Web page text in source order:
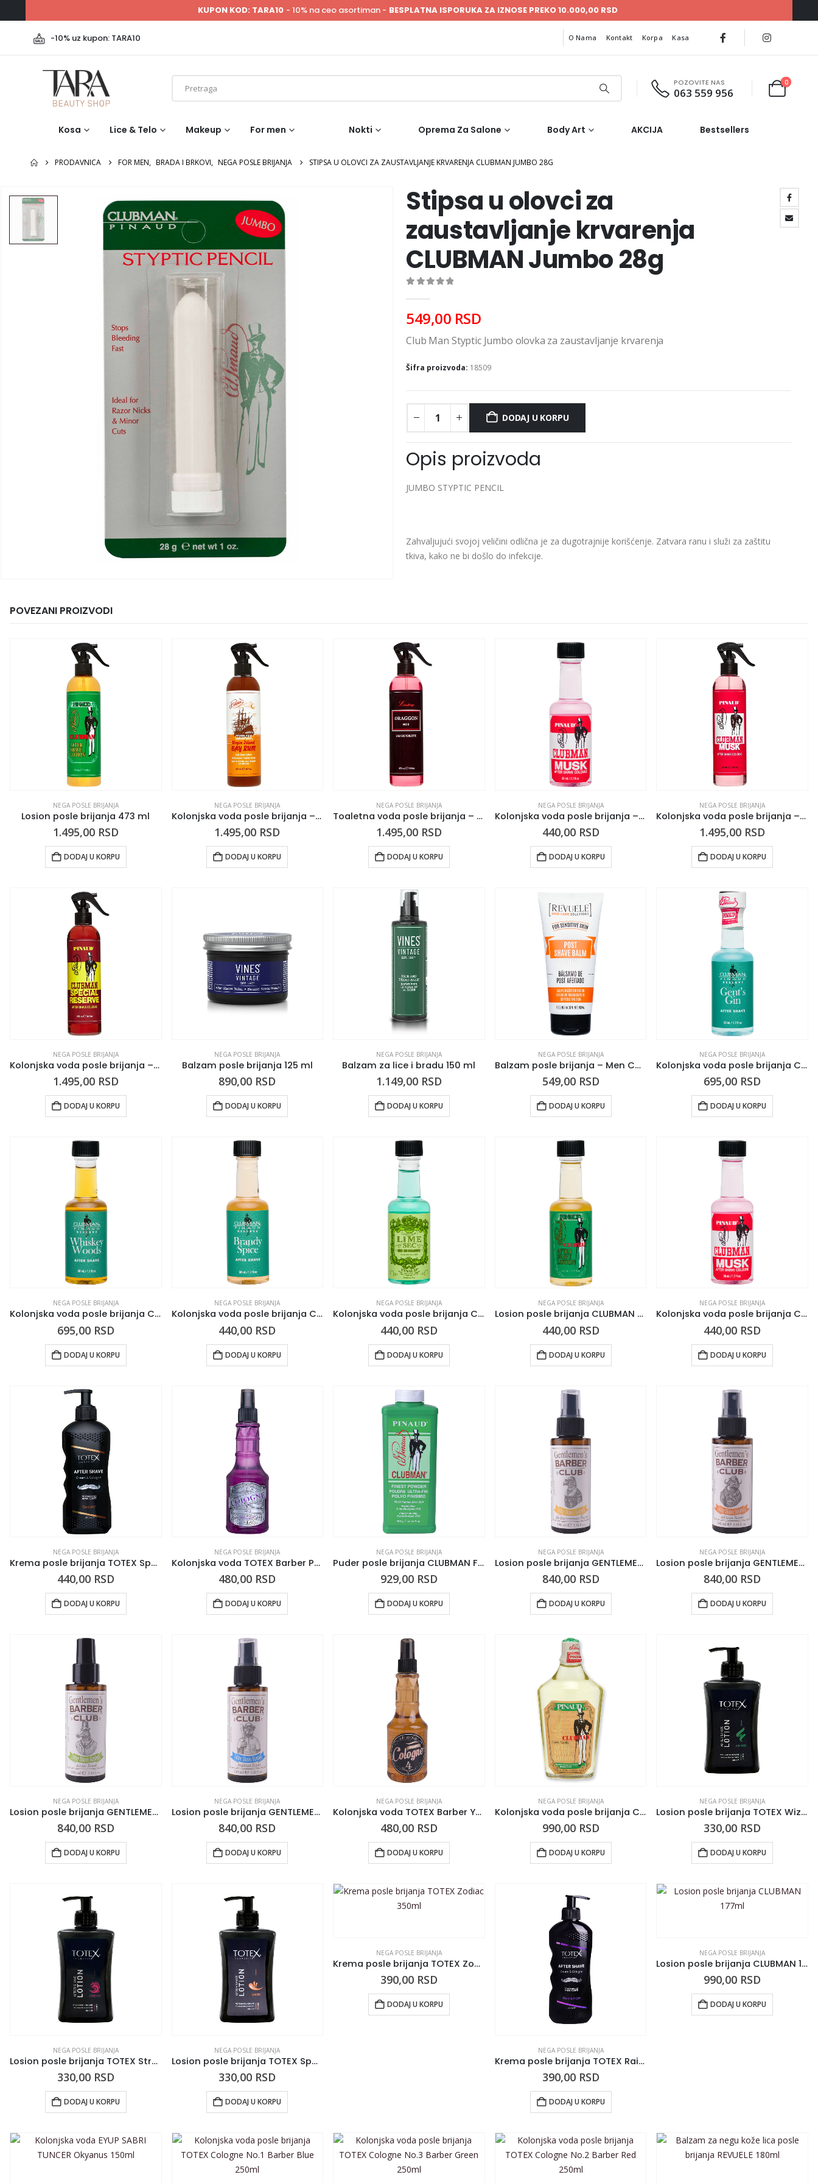
KUPON KOD: TARA10 - 10% na ceo asortiman - BESPLATNA ISPORUKA ZA IZNOSE PREKO 10.000,00 RSD
-10% uz kupon: TARA10 O Nama Kontakt Korpa Kasa
POZOVITE NAS
063 559 956
0
Kosa Lice & Telo Makeup For men Nokti Oprema Za Salone Body Art AKCIJA Bestsellers
PRODAVNICA FOR MEN, BRADA I BRKOVI, NEGA POSLE BRIJANJA STIPSA U OLOVCI ZA ZAUSTAVLJANJE KRVARENJA CLUBMAN JUMBO 28G
Stipsa u olovci za
zaustavljanje krvarenja
CLUBMAN Jumbo 28g
549,00 RSD
Club Man Styptic Jumbo olovka za zaustavljanje krvarenja
Šifra proizvoda: 18509
DODAJ U KORPU
Opis proizvoda
JUMBO STYPTIC PENCIL
Zahvaljujući svojoj veličini odlična je za dugotrajnije korišćenje. Zatvara ranu i služi za zaštitu
tkiva, kako ne bi došlo do infekcije.
POVEZANI PROIZVODI
NEGA POSLE BRIJANJA
Losion posle brijanja 473 ml
1.495,00 RSD
DODAJ U KORPU
NEGA POSLE BRIJANJA
Kolonjska voda posle brijanja – Bay Rum 473 ml
1.495,00 RSD
DODAJ U KORPU
NEGA POSLE BRIJANJA
Toaletna voda posle brijanja – Draggon Noir 473 ml
1.495,00 RSD
DODAJ U KORPU
NEGA POSLE BRIJANJA
Kolonjska voda posle brijanja – Musk 50 ml
440,00 RSD
DODAJ U KORPU
NEGA POSLE BRIJANJA
Kolonjska voda posle brijanja – Musk 473 ml
1.495,00 RSD
DODAJ U KORPU
NEGA POSLE BRIJANJA
Kolonjska voda posle brijanja – Special Reserve 473ml
1.495,00 RSD
DODAJ U KORPU
NEGA POSLE BRIJANJA
Balzam posle brijanja 125 ml
890,00 RSD
DODAJ U KORPU
NEGA POSLE BRIJANJA
Balzam za lice i bradu 150 ml
1.149,00 RSD
DODAJ U KORPU
NEGA POSLE BRIJANJA
Balzam posle brijanja – Men Care Solutions
549,00 RSD
DODAJ U KORPU
NEGA POSLE BRIJANJA
Kolonjska voda posle brijanja CLUBMAN Gent’s Gin
695,00 RSD
DODAJ U KORPU
NEGA POSLE BRIJANJA
Kolonjska voda posle brijanja CLUBMAN Whiskey Woods
695,00 RSD
DODAJ U KORPU
NEGA POSLE BRIJANJA
Kolonjska voda posle brijanja CLUBMAN Brandy Spice
440,00 RSD
DODAJ U KORPU
NEGA POSLE BRIJANJA
Kolonjska voda posle brijanja CLUBMAN Lime Sec
440,00 RSD
DODAJ U KORPU
NEGA POSLE BRIJANJA
Losion posle brijanja CLUBMAN Classic Scent
440,00 RSD
DODAJ U KORPU
NEGA POSLE BRIJANJA
Kolonjska voda posle brijanja CLUBMAN Musk
440,00 RSD
DODAJ U KORPU
NEGA POSLE BRIJANJA
Krema posle brijanja TOTEX Sport 350ml
440,00 RSD
DODAJ U KORPU
NEGA POSLE BRIJANJA
Kolonjska voda TOTEX Barber Purple No.5 250ml
480,00 RSD
DODAJ U KORPU
NEGA POSLE BRIJANJA
Puder posle brijanja CLUBMAN Finest Powder Beli 255g
929,00 RSD
DODAJ U KORPU
NEGA POSLE BRIJANJA
Losion posle brijanja GENTLEMEN’S Barber Club Mediterranean Scent 100ml
840,00 RSD
DODAJ U KORPU
NEGA POSLE BRIJANJA
Losion posle brijanja GENTLEMEN’S Barber Club African Scent 100ml
840,00 RSD
DODAJ U KORPU
NEGA POSLE BRIJANJA
Losion posle brijanja GENTLEMEN’S Barber Club Arctic Scent 100ml
840,00 RSD
DODAJ U KORPU
NEGA POSLE BRIJANJA
Losion posle brijanja GENTLEMEN’S Barber Club Arabian Scent 100ml
840,00 RSD
DODAJ U KORPU
NEGA POSLE BRIJANJA
Kolonjska voda TOTEX Barber Yellow 250ml
480,00 RSD
DODAJ U KORPU
NEGA POSLE BRIJANJA
Kolonjska voda posle brijanja CLUBMAN Vanila 177ml
990,00 RSD
DODAJ U KORPU
NEGA POSLE BRIJANJA
Losion posle brijanja TOTEX Wizard 350ml
330,00 RSD
DODAJ U KORPU
NEGA POSLE BRIJANJA
Losion posle brijanja TOTEX Stream 350ml
330,00 RSD
DODAJ U KORPU
NEGA POSLE BRIJANJA
Losion posle brijanja TOTEX Sport 350ml
330,00 RSD
DODAJ U KORPU
NEGA POSLE BRIJANJA
Krema posle brijanja TOTEX Zodiac 350ml
390,00 RSD
DODAJ U KORPU
NEGA POSLE BRIJANJA
Krema posle brijanja TOTEX Raindrop 350ml
390,00 RSD
DODAJ U KORPU
NEGA POSLE BRIJANJA
Losion posle brijanja CLUBMAN 177ml
990,00 RSD
DODAJ U KORPU